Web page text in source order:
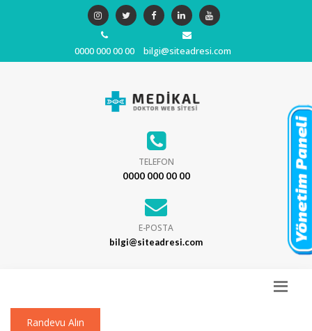
0000 000 00 00 bilgi@siteadresi.com
TELEFON
0000 000 00 00
E-POSTA
bilgi@siteadresi.com
Randevu Alın